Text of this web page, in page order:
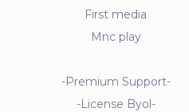
First media
Mnc play
-Premium Support-
-License Byol-